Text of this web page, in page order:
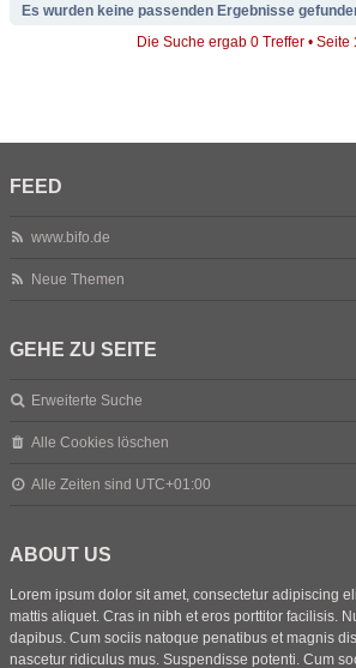
Es wurden keine passenden Ergebnisse
Die Suche ergab 0 Treffer • Seite
FEED
www.bifo.de
Neue Themen
GEHE ZU SEITE
Erweiterte Suche
Alle Cookies löschen
Alle Zeiten sind UTC+01:00
ABOUT US
Lorem ipsum dolor sit amet, consectetur adipiscing
mattis aliquet. Cras in nibh et eros porttitor facilisis.
dapibus. Cum sociis natoque penatibus et magnis
nascetur ridiculus mus. Suspendisse potenti. Cum